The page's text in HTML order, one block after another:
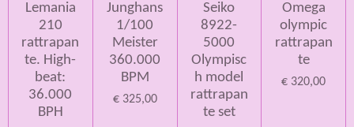
Lemania
210
rattrapan
te. High-
beat:
36.000
BPH
Junghans
1/100
Meister
360.000
BPM
€ 325,00
Seiko
8922-
5000
Olympisc
h model
rattrapan
te set
Omega
olympic
rattrapan
te
€ 320,00